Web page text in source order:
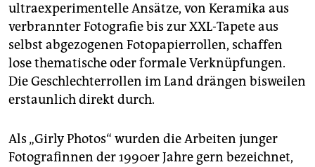
ultraexperimentelle Ansätze, von Keramika aus
verbrannter Fotografie bis zur XXL-Tapete aus
selbst­ ab­ge­zogenen Fotopapierrollen, schaffen
lose thematische oder formale Verknüpfungen.
Die Geschlechterrollen im Land drängen bisweilen
erstaunlich direkt durch.
Als „Girly Photos“ wurden die Arbeiten junger
Fotografinnen der 1990er Jahre gern bezeichnet,